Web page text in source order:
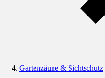
Gartenzäune & Sichtschutz